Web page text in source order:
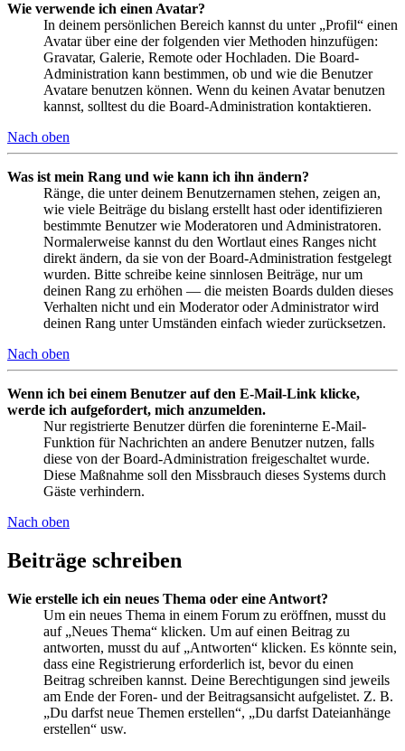
Wie verwende ich einen Avatar?
In deinem persönlichen Bereich kannst du unter „Profil“ einen
Avatar über eine der folgenden vier Methoden hinzufügen:
Gravatar, Galerie, Remote oder Hochladen. Die Board-
Administration kann bestimmen, ob und wie die Benutzer
Avatare benutzen können. Wenn du keinen Avatar benutzen
kannst, solltest du die Board-Administration kontaktieren.
Nach oben
Was ist mein Rang und wie kann ich ihn ändern?
Ränge, die unter deinem Benutzernamen stehen, zeigen an,
wie viele Beiträge du bislang erstellt hast oder identifizieren
bestimmte Benutzer wie Moderatoren und Administratoren.
Normalerweise kannst du den Wortlaut eines Ranges nicht
direkt ändern, da sie von der Board-Administration festgelegt
wurden. Bitte schreibe keine sinnlosen Beiträge, nur um
deinen Rang zu erhöhen — die meisten Boards dulden dieses
Verhalten nicht und ein Moderator oder Administrator wird
deinen Rang unter Umständen einfach wieder zurücksetzen.
Nach oben
Wenn ich bei einem Benutzer auf den E-Mail-Link klicke,
werde ich aufgefordert, mich anzumelden.
Nur registrierte Benutzer dürfen die foreninterne E-Mail-
Funktion für Nachrichten an andere Benutzer nutzen, falls
diese von der Board-Administration freigeschaltet wurde.
Diese Maßnahme soll den Missbrauch dieses Systems durch
Gäste verhindern.
Nach oben
Beiträge schreiben
Wie erstelle ich ein neues Thema oder eine Antwort?
Um ein neues Thema in einem Forum zu eröffnen, musst du
auf „Neues Thema“ klicken. Um auf einen Beitrag zu
antworten, musst du auf „Antworten“ klicken. Es könnte sein,
dass eine Registrierung erforderlich ist, bevor du einen
Beitrag schreiben kannst. Deine Berechtigungen sind jeweils
am Ende der Foren- und der Beitragsansicht aufgelistet. Z. B.
„Du darfst neue Themen erstellen“, „Du darfst Dateianhänge
erstellen“ usw.